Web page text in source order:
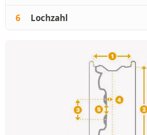
6 Lochzahl